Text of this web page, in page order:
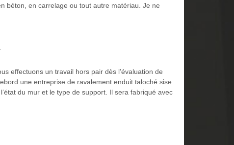
béton, en carrelage ou tout autre matériau. Je ne
effectuons un travail hors pair dès l’évaluation de
une entreprise de ravalement enduit taloché sise
du mur et le type de support. Il sera fabriqué avec